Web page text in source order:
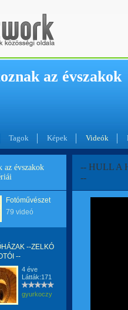
az évszakok
Tagok Képek Videók
az évszakok
Fotóművészet
79 videó
--ZELKÓ
--
4 éve
Látták:171
gyurkoczy
-- HULL A
--